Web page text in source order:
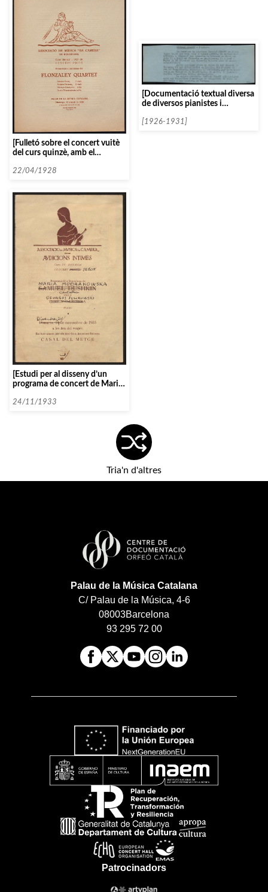
[Fulletó sobre el concert vuitè
del curs quinzè, amb el
22/04/1928
[Documentació textual diversa
de diversos pianistes i
la lletra O]
[1926-1931]
[Estudi per al disseny d’un
programa de concert de Maria
24/11/1933
Tria'n d'altres
Palau de la Música Catalana
C/ Palau de la Música, 4-6
08003Barcelona
93 295 72 00
Patrocinadors